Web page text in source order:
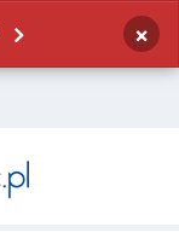
×